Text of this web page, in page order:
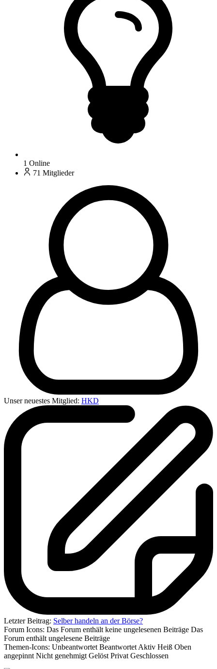
1 Online
71 Mitglieder
Unser neuestes Mitglied: HKD
Letzter Beitrag: Selber handeln an der Börse?
Forum Icons: Das Forum enthält keine ungelesenen Beiträge Das
Forum enthält ungelesene Beiträge
Themen-Icons: Unbeantwortet Beantwortet Aktiv Heiß Oben
angepinnt Nicht genehmigt Gelöst Privat Geschlossen